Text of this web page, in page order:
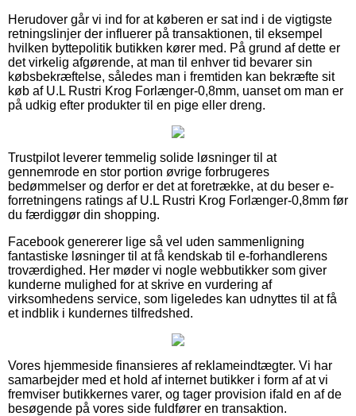
Herudover går vi ind for at køberen er sat ind i de vigtigste
retningslinjer der influerer på transaktionen, til eksempel
hvilken byttepolitik butikken kører med. På grund af dette er
det virkelig afgørende, at man til enhver tid bevarer sin
købsbekræftelse, således man i fremtiden kan bekræfte sit
køb af U.L Rustri Krog Forlænger-0,8mm, uanset om man er
på udkig efter produkter til en pige eller dreng.
Trustpilot leverer temmelig solide løsninger til at
gennemrode en stor portion øvrige forbrugeres
bedømmelser og derfor er det at foretrække, at du beser e-
forretningens ratings af U.L Rustri Krog Forlænger-0,8mm før
du færdiggør din shopping.
Facebook genererer lige så vel uden sammenligning
fantastiske løsninger til at få kendskab til e-forhandlerens
troværdighed. Her møder vi nogle webbutikker som giver
kunderne mulighed for at skrive en vurdering af
virksomhedens service, som ligeledes kan udnyttes til at få
et indblik i kundernes tilfredshed.
Vores hjemmeside finansieres af reklameindtægter. Vi har
samarbejder med et hold af internet butikker i form af at vi
fremviser butikkernes varer, og tager provision ifald en af de
besøgende på vores side fuldfører en transaktion.